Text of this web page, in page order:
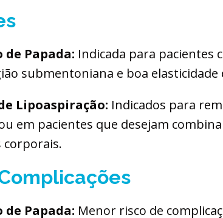
Papada: Indicada para pacientes
submentoniana e boa elasticidade
Lipoaspiração: Indicados para
em pacientes que desejam
Papada: Menor risco de